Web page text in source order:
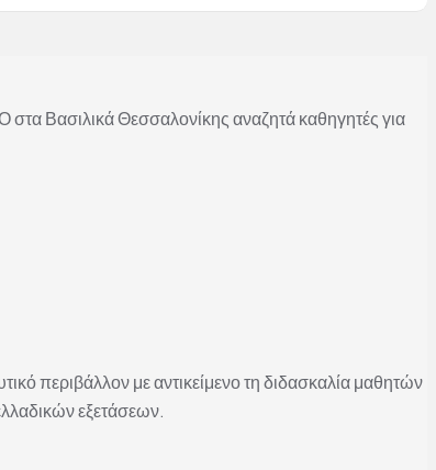
Βασιλικά Θεσσαλονίκης αναζητά καθηγητές για
περιβάλλον με αντικείμενο τη διδασκαλία μαθητών
εξετάσεων.